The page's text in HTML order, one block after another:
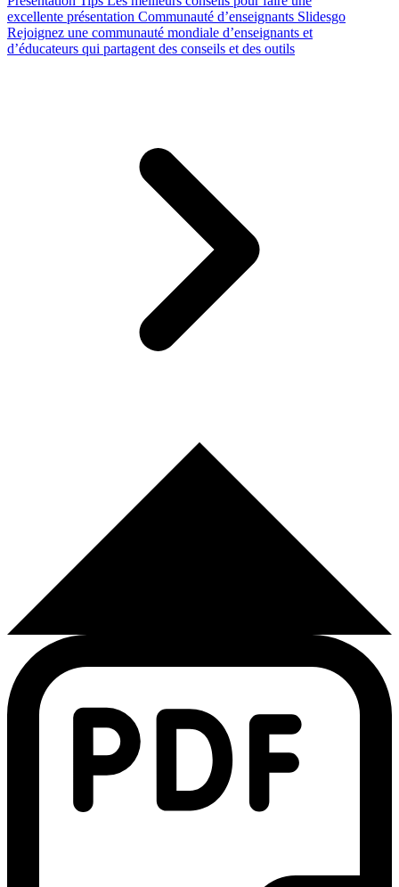
excellente présentation Communauté d’enseignants Slidesgo
Rejoignez une communauté mondiale d’enseignants et
d’éducateurs qui partagent des conseils et des outils